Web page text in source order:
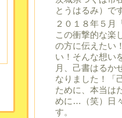
とうはるみ）で
２０１８年５月
この衝撃的な楽
の方に伝えたい
い！そんな想い
月、己書はるか
なりました！「
ために、本当は
めに…（笑）日
す。